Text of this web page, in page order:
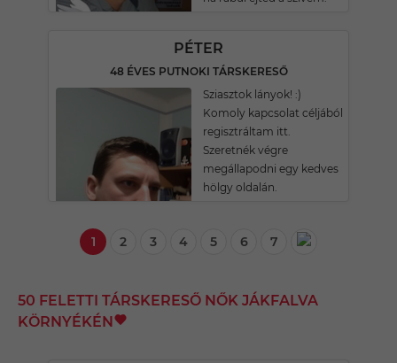
PÉTER
48 ÉVES PUTNOKI TÁRSKERESŐ
Sziasztok lányok! :)
Komoly kapcsolat céljából
regisztráltam itt.
Szeretnék végre
megállapodni egy kedves
hölgy oldalán.
1 2 3 4 5 6 7
50 FELETTI TÁRSKERESŐ NŐK JÁKFALVA
KÖRNYÉKÉN